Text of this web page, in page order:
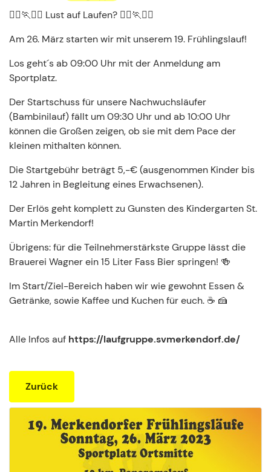
🏃‍♀️🏃🏃‍♂️ Lust auf Laufen? 🏃‍♀️🏃🏃‍♂️
Am 26. März starten wir mit unserem 19. Frühlingslauf!
Los geht´s ab 09:00 Uhr mit der Anmeldung am
Sportplatz.
Der Startschuss für unsere Nachwuchsläufer
(Bambinilauf) fällt um 09:30 Uhr und ab 10:00 Uhr
können die Großen zeigen, ob sie mit dem Pace der
kleinen mithalten können.
Die Startgebühr beträgt 5,-€ (ausgenommen Kinder bis
12 Jahren in Begleitung eines Erwachsenen).
Der Erlös geht komplett zu Gunsten des Kindergarten St.
Martin Merkendorf!
Übrigens: für die Teilnehmerstärkste Gruppe lässt die
Brauerei Wagner ein 15 Liter Fass Bier springen! 🍻
Im Start/Ziel-Bereich haben wir wie gewohnt Essen &
Getränke, sowie Kaffee und Kuchen für euch. ☕️ 🍰
Alle Infos auf https://laufgruppe.svmerkendorf.de/
Zurück